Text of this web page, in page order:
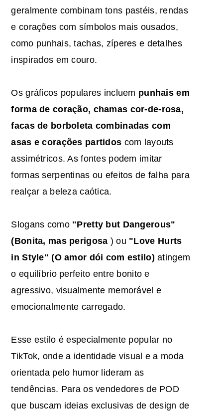
geralmente combinam tons pastéis, rendas
e corações com símbolos mais ousados,
como punhais, tachas, zíperes e detalhes
inspirados em couro.
Os gráficos populares incluem punhais em
forma de coração, chamas cor-de-rosa,
facas de borboleta combinadas com
asas e corações partidos com layouts
assimétricos. As fontes podem imitar
formas serpentinas ou efeitos de falha para
realçar a beleza caótica.
Slogans como "Pretty but Dangerous"
(Bonita, mas perigosa ) ou "Love Hurts
in Style" (O amor dói com estilo) atingem
o equilíbrio perfeito entre bonito e
agressivo, visualmente memorável e
emocionalmente carregado.
Esse estilo é especialmente popular no
TikTok, onde a identidade visual e a moda
orientada pelo humor lideram as
tendências. Para os vendedores de POD
que buscam ideias exclusivas de design de